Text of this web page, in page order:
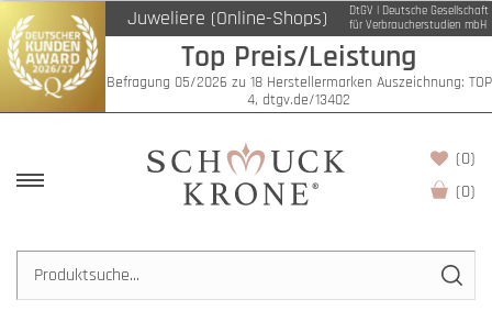
Juweliere (Online-Shops)
DtGV | Deutsche Gesellschaft
für Verbraucherstudien mbH
Top Preis/Leistung
Befragung 05/2026 zu 18 Herstellermarken Auszeichnung: TOP
4, dtgv.de/13402
(0)
(0)